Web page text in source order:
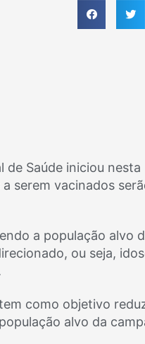
de Saúde iniciou nesta
serem vacinados
a população alvo
ou seja,
como objetivo
alvo da